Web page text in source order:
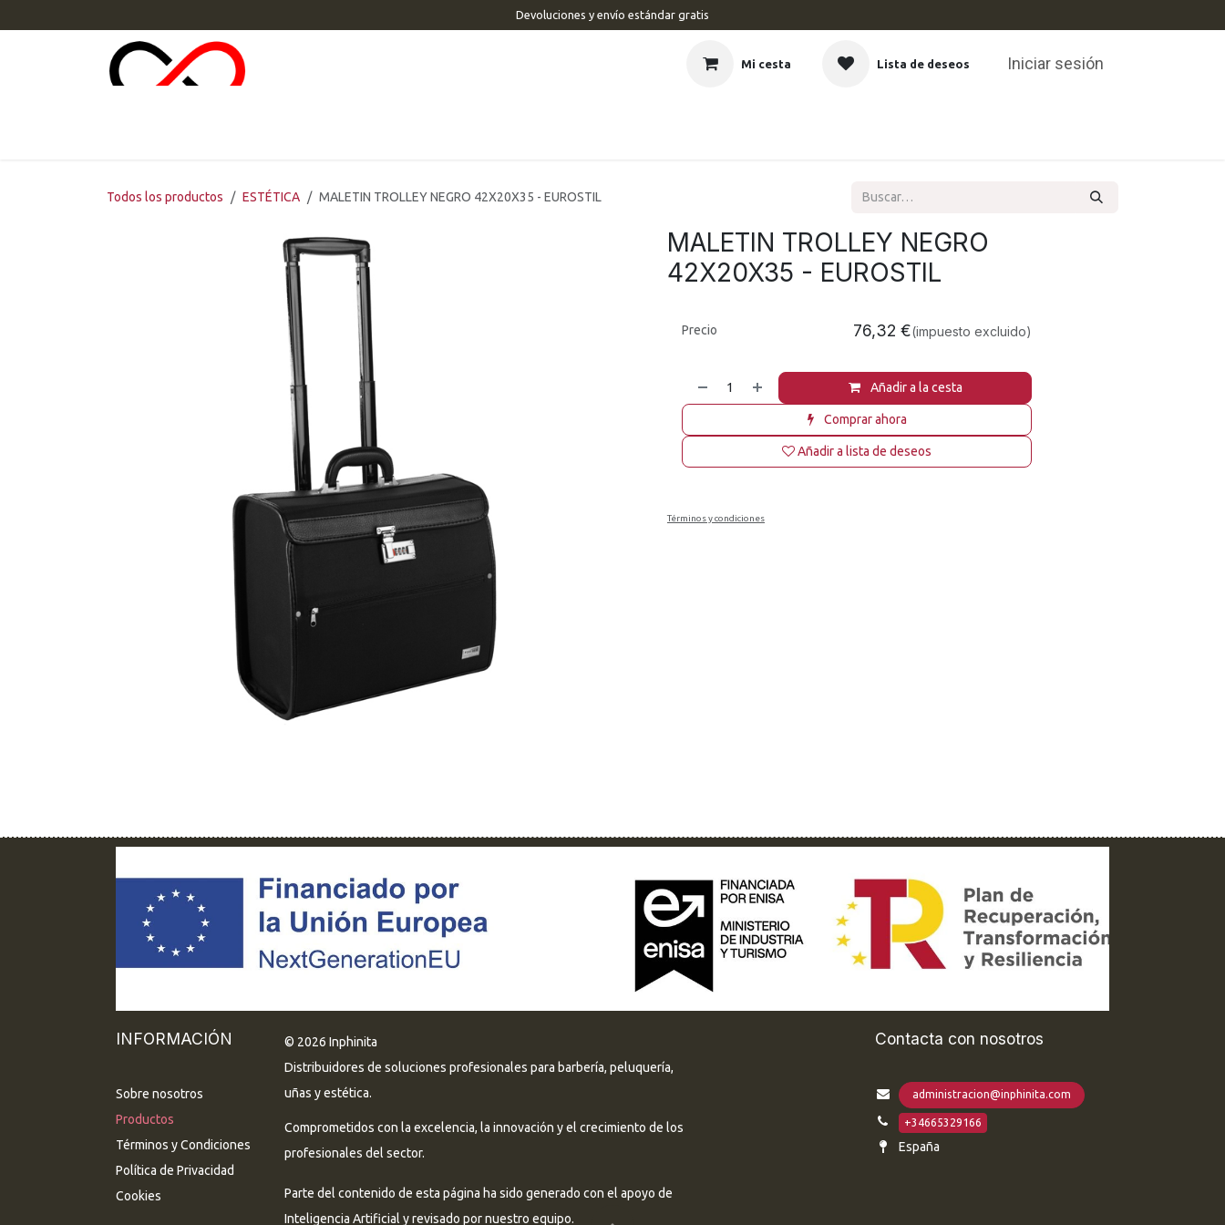
Devoluciones y envío estándar gratis
Mi cesta Lista de deseos Iniciar sesión
Todos los productos ESTÉTICA MALETIN TROLLEY NEGRO 42X20X35 - EUROSTIL
MALETIN TROLLEY NEGRO
42X20X35 - EUROSTIL
Añadir a la cesta
Comprar ahora
Añadir a lista de deseos
Precio 76,32 €(impuesto excluido)
Términos y condiciones
© 2026 Inphinita
Distribuidores de soluciones profesionales para barbería, peluquería,
uñas y estética.
Comprometidos con la excelencia, la innovación y el crecimiento de los
profesionales del sector.
Parte del contenido de esta página ha sido generado con el apoyo de
Inteligencia Artificial y revisado por nuestro equipo.
INFORMACIÓN
Sobre nosotros
Productos
Términos y Condiciones
Política de Privacidad
Cookies
Contacta con nosotros
administracion@inphinita.com
+34665329166
España